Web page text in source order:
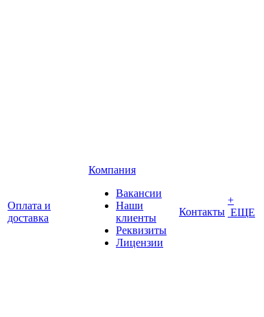
Оплата и
доставка
Компания
Вакансии
Наши
клиенты
Реквизиты
Лицензии
Контакты
+
ЕЩЕ